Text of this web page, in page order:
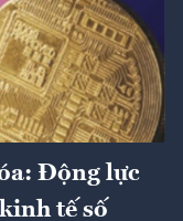
Động lực
tế số